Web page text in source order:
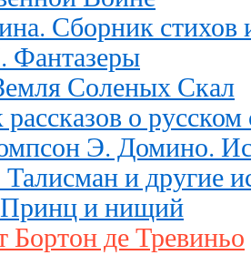
Сборник стихов
Фантазеры
Соленых Скал
о
Э. Домино.
и другие
и нищий
Бортон де Тревиньо